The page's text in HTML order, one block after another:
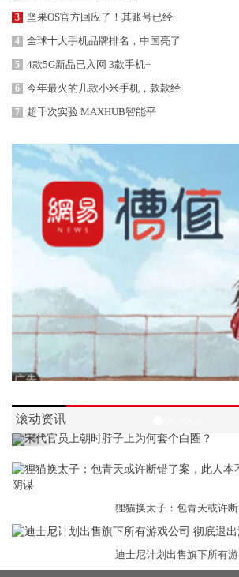
3 坚果OS官方回应了！其账号已经
4 全球十大手机品牌排名，中国亮了
5 4款5G新品已入网 3款手机+
6 今年最火的几款小米手机，款款经
7 超千次实验 MAXHUB智能平
滚动资讯
Previous
狸猫换太子：包青天或许断
迪士尼计划出售旗下所有游